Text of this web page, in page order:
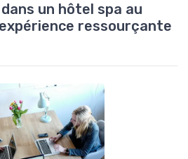
un hôtel spa au
ressourçante